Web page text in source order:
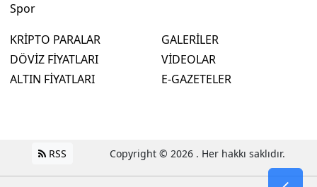
Spor
KRİPTO PARALAR
DÖVİZ FİYATLARI
ALTIN FİYATLARI
GALERİLER
VİDEOLAR
E-GAZETELER
RSS Copyright © 2026 . Her hakkı saklıdır.